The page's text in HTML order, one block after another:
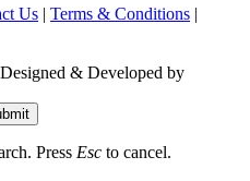
Us | Terms & Conditions |
& Developed by
Press Esc to cancel.